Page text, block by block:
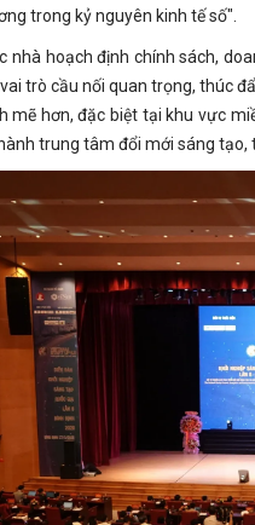
trong kỷ nguyên kinh tế số".
nhà hoạch định chính sách,
trò cầu nối quan trọng, thúc
hơn, đặc biệt tại khu vực
trung tâm đổi mới sáng